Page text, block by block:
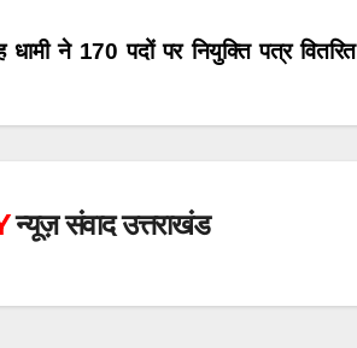
धामी ने 170 पदों पर नियुक्ति पत्र वितरित
न्यूज़ संवाद उत्तराखंड